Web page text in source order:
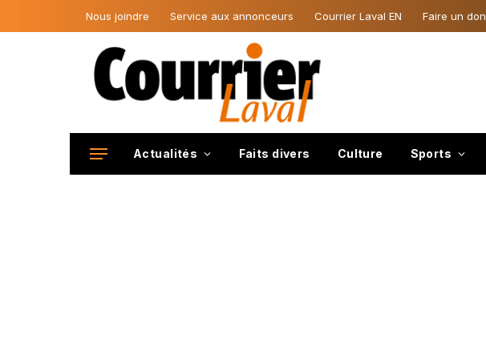
Nous joindre Service aux annonceurs Courrier Laval EN Faire un don
Actualités Faits divers Culture Sports